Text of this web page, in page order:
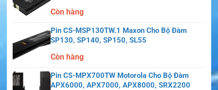
Còn hàng
Pin CS-MSP130TW.1 Maxon Cho Bộ Đàm
SP130, SP140, SP150, SL55
Còn hàng
Pin CS-MPX700TW Motorola Cho Bộ Đàm
APX6000, APX7000, APX8000, SRX2200